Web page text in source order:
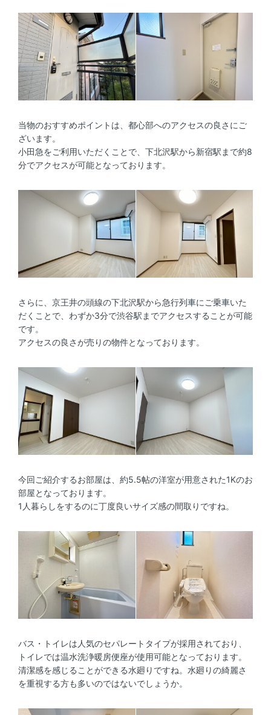
当物のおすすめポイントは、都心部へのアクセスの良さにご
ざいます。
小田急をご利用いただくことで、下北沢駅から新宿駅まで約8
分でアクセスが可能となっております。
さらに、京王井の頭線の下北沢駅から急行列車にご乗車いた
だくことで、わずか3分で渋谷駅までアクセスすることが可能
です。
アクセスの良さが売りの物件となっております。
今回ご紹介するお部屋は、約5.5帖の洋室が用意された1Kのお
部屋となっております。
1人暮らしをするのに丁度良いサイズ感の間取りですね。
バス・トイレは人気のセパレートタイプが採用されており、
トイレでは温水洗浄暖房便座が使用可能となっております。
清潔感を感じることができる水廻りですね。水廻りの綺麗さ
を重視する方も多いのではないでしょうか。